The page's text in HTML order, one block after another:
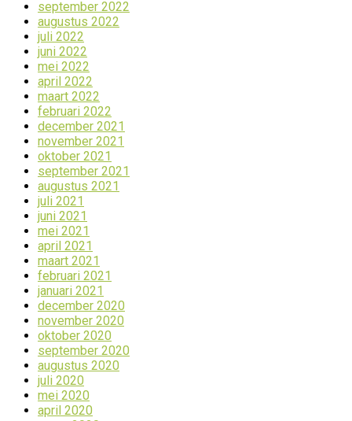
september 2022
augustus 2022
juli 2022
juni 2022
mei 2022
april 2022
maart 2022
februari 2022
december 2021
november 2021
oktober 2021
september 2021
augustus 2021
juli 2021
juni 2021
mei 2021
april 2021
maart 2021
februari 2021
januari 2021
december 2020
november 2020
oktober 2020
september 2020
augustus 2020
juli 2020
mei 2020
april 2020